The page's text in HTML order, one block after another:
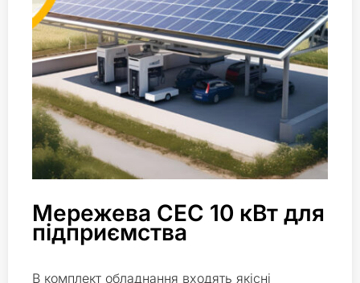
Мережева СЕС 10 кВт для
підприємства
В комплект обладнання входять якісні